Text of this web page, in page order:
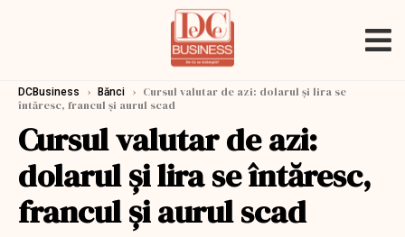
DCBusiness › Bănci › Cursul valutar de azi: dolarul și lira se
întăresc, francul și aurul scad
Cursul valutar de azi:
dolarul și lira se întăresc,
francul și aurul scad